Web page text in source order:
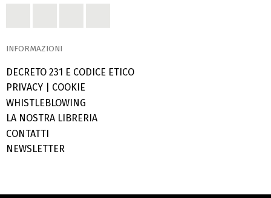
INFORMAZIONI
DECRETO 231 E CODICE ETICO
PRIVACY
COOKIE
WHISTLEBLOWING
LA NOSTRA LIBRERIA
CONTATTI
NEWSLETTER